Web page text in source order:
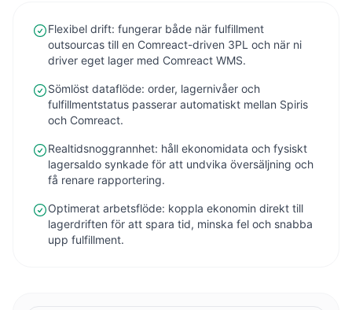
Flexibel drift: fungerar både när fulfillment
outsourcas till en Comreact-driven 3PL och när ni
driver eget lager med Comreact WMS.
Sömlöst dataflöde: order, lagernivåer och
fulfillmentstatus passerar automatiskt mellan Spiris
och Comreact.
Realtidsnoggrannhet: håll ekonomidata och fysiskt
lagersaldo synkade för att undvika översäljning och
få renare rapportering.
Optimerat arbetsflöde: koppla ekonomin direkt till
lagerdriften för att spara tid, minska fel och snabba
upp fulfillment.